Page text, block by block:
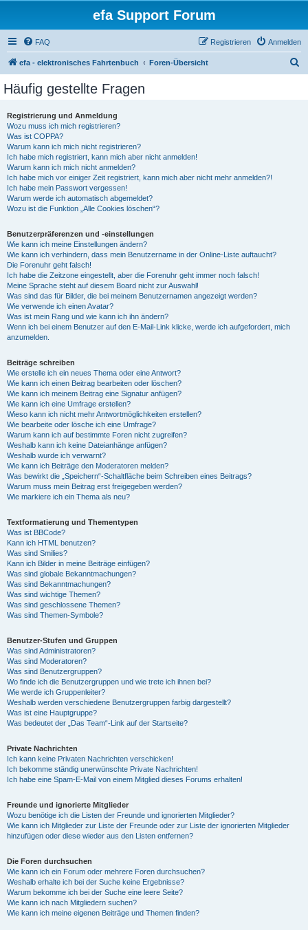
efa Support Forum
FAQ Anmelden
Registrieren
efa - elektronisches Fahrtenbuch Foren-Übersicht
Häufig gestellte Fragen
Registrierung und Anmeldung
Wozu muss ich mich registrieren?
Was ist COPPA?
Warum kann ich mich nicht registrieren?
Ich habe mich registriert, kann mich aber nicht anmelden!
Warum kann ich mich nicht anmelden?
Ich habe mich vor einiger Zeit registriert, kann mich aber nicht mehr anmelden?!
Ich habe mein Passwort vergessen!
Warum werde ich automatisch abgemeldet?
Wozu ist die Funktion „Alle Cookies löschen“?
Benutzerpräferenzen und -einstellungen
Wie kann ich meine Einstellungen ändern?
Wie kann ich verhindern, dass mein Benutzername in der Online-Liste auftaucht?
Die Forenuhr geht falsch!
Ich habe die Zeitzone eingestellt, aber die Forenuhr geht immer noch falsch!
Meine Sprache steht auf diesem Board nicht zur Auswahl!
Was sind das für Bilder, die bei meinem Benutzernamen angezeigt werden?
Wie verwende ich einen Avatar?
Was ist mein Rang und wie kann ich ihn ändern?
Wenn ich bei einem Benutzer auf den E-Mail-Link klicke, werde ich aufgefordert, mich
anzumelden.
Beiträge schreiben
Wie erstelle ich ein neues Thema oder eine Antwort?
Wie kann ich einen Beitrag bearbeiten oder löschen?
Wie kann ich meinem Beitrag eine Signatur anfügen?
Wie kann ich eine Umfrage erstellen?
Wieso kann ich nicht mehr Antwortmöglichkeiten erstellen?
Wie bearbeite oder lösche ich eine Umfrage?
Warum kann ich auf bestimmte Foren nicht zugreifen?
Weshalb kann ich keine Dateianhänge anfügen?
Weshalb wurde ich verwarnt?
Wie kann ich Beiträge den Moderatoren melden?
Was bewirkt die „Speichern“-Schaltfläche beim Schreiben eines Beitrags?
Warum muss mein Beitrag erst freigegeben werden?
Wie markiere ich ein Thema als neu?
Textformatierung und Thementypen
Was ist BBCode?
Kann ich HTML benutzen?
Was sind Smilies?
Kann ich Bilder in meine Beiträge einfügen?
Was sind globale Bekanntmachungen?
Was sind Bekanntmachungen?
Was sind wichtige Themen?
Was sind geschlossene Themen?
Was sind Themen-Symbole?
Benutzer-Stufen und Gruppen
Was sind Administratoren?
Was sind Moderatoren?
Was sind Benutzergruppen?
Wo finde ich die Benutzergruppen und wie trete ich ihnen bei?
Wie werde ich Gruppenleiter?
Weshalb werden verschiedene Benutzergruppen farbig dargestellt?
Was ist eine Hauptgruppe?
Was bedeutet der „Das Team“-Link auf der Startseite?
Private Nachrichten
Ich kann keine Privaten Nachrichten verschicken!
Ich bekomme ständig unerwünschte Private Nachrichten!
Ich habe eine Spam-E-Mail von einem Mitglied dieses Forums erhalten!
Freunde und ignorierte Mitglieder
Wozu benötige ich die Listen der Freunde und ignorierten Mitglieder?
Wie kann ich Mitglieder zur Liste der Freunde oder zur Liste der ignorierten Mitglieder
hinzufügen oder diese wieder aus den Listen entfernen?
Die Foren durchsuchen
Wie kann ich ein Forum oder mehrere Foren durchsuchen?
Weshalb erhalte ich bei der Suche keine Ergebnisse?
Warum bekomme ich bei der Suche eine leere Seite?
Wie kann ich nach Mitgliedern suchen?
Wie kann ich meine eigenen Beiträge und Themen finden?